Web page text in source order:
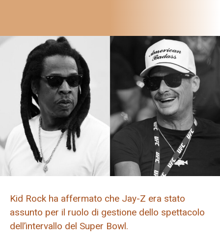
Kid Rock ha affermato che Jay-Z era stato
assunto per il ruolo di gestione dello spettacolo
dell’intervallo del Super Bowl.